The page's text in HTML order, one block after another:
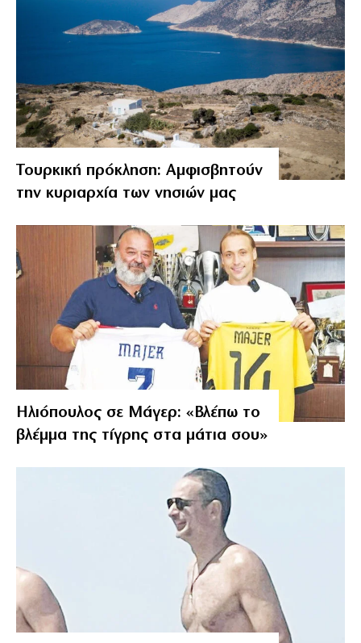
Τουρκική πρόκληση: Αμφισβητούν
την κυριαρχία των νησιών μας
Ηλιόπουλος σε Μάγερ: «Βλέπω το
βλέμμα της τίγρης στα μάτια σου»